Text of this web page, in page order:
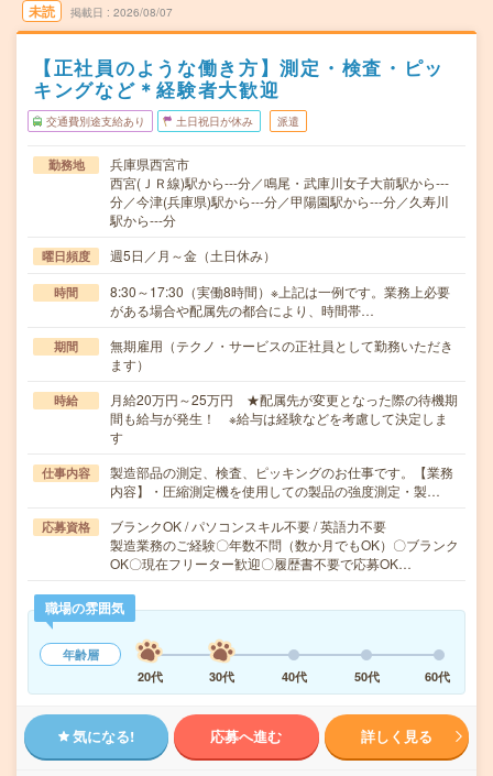
未読 掲載日 2026/08/07
【正社員のような働き方】測定・検査・ピッ
キングなど＊経験者大歓迎
交通費別途支給あり 土日祝日が休み 派遣
勤務地
兵庫県西宮市
西宮(ＪＲ線)駅から---分／鳴尾・武庫川女子大前駅から---
分／今津(兵庫県)駅から---分／甲陽園駅から---分／久寿川
駅から---分
曜日頻度 週5日／月～金（土日休み）
時間
8:30～17:30（実働8時間）※上記は一例です。業務上必要
がある場合や配属先の都合により、時間帯…
期間
無期雇用（テクノ・サービスの正社員として勤務いただき
ます）
時給
月給20万円～25万円 ★配属先が変更となった際の待機期
間も給与が発生！ ※給与は経験などを考慮して決定しま
す
仕事内容
製造部品の測定、検査、ピッキングのお仕事です。【業務
内容】・圧縮測定機を使用しての製品の強度測定・製…
応募資格
ブランクOK / パソコンスキル不要 / 英語力不要
製造業務のご経験〇年数不問（数か月でもOK）〇ブランク
OK〇現在フリーター歓迎〇履歴書不要で応募OK…
職場の雰囲気
年齢層
20代
30代 40代 50代 60代
気になる! 応募へ進む 詳しく見る